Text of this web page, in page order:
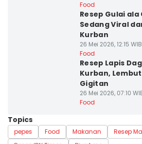
Food
Resep Gulai
Sedang Viral
Kurban
26 Mei 2026, 12:15 WIB
Food
Resep Lapis
Kurban,
Gigitan
26 Mei 2026, 07:10
Food
Topics
pepes Food Makanan
Resep